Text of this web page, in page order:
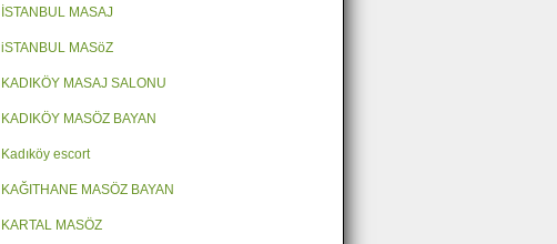
İSTANBUL MASAJ
iSTANBUL MASöZ
KADIKÖY MASAJ SALONU
KADIKÖY MASÖZ BAYAN
Kadıköy escort
KAĞITHANE MASÖZ BAYAN
KARTAL MASÖZ